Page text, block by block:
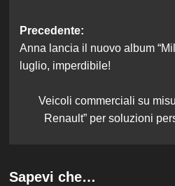
Navigazione
articolo
Precedente:
Anna lancia il nuovo album
luglio, imperdibile!
Veicoli commerciali su
Renault” per soluzioni
Sapevi che…